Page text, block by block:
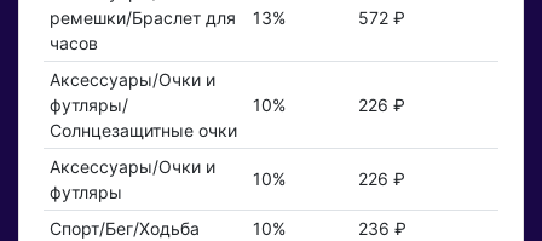
ремешки/Браслет для
часов
13% 572 ₽
Аксессуары/Очки и
футляры/
Солнцезащитные очки
10% 226 ₽
Аксессуары/Очки и
футляры
10% 226 ₽
Спорт/Бег/Ходьба 10% 236 ₽